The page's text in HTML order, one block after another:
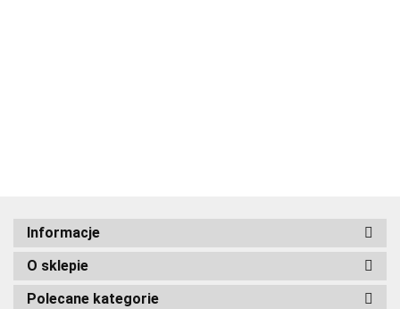
Informacje
O sklepie
Polecane kategorie